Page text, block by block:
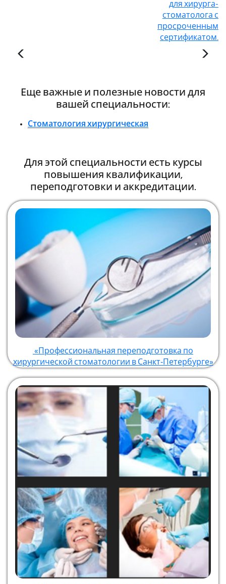
для хирурга-
стоматолога с
просроченным
сертификатом.
Еще важные и полезные новости для
вашей специальности:
Стоматология хирургическая
Для этой специальности есть курсы
повышения квалификации,
переподготовки и аккредитации.
«Профессиональная переподготовка по
хирургической стоматологии в Санкт‑Петербурге»